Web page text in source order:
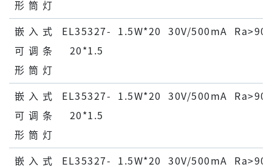
形 筒 灯
嵌 ⼊ 式
可 调 条
形 筒 灯
EL35327-
20*1.5
1.5W*20 30V/500mA Ra>90
嵌 ⼊ 式
可 调 条
形 筒 灯
EL35327-
20*1.5
1.5W*20 30V/500mA Ra>90
嵌 ⼊ 式
EL35327-
1.5W*20 30V/500mA Ra>90